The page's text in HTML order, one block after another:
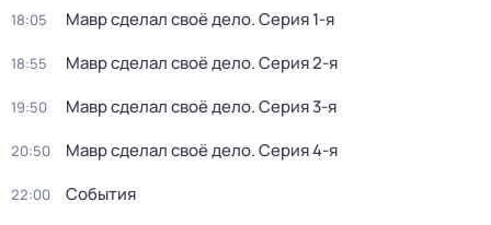
18:05 Мавр сделал своё дело. Серия 1-я
18:55 Мавр сделал своё дело. Серия 2-я
19:50 Мавр сделал своё дело. Серия 3-я
20:50 Мавр сделал своё дело. Серия 4-я
22:00 События